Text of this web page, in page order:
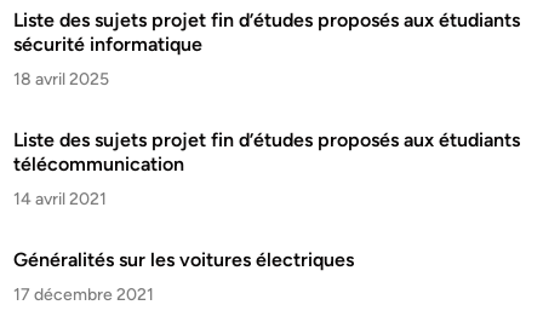
Liste des sujets projet fin d’études proposés aux étudiants
sécurité informatique
18 avril 2025
Liste des sujets projet fin d’études proposés aux étudiants
télécommunication
14 avril 2021
Généralités sur les voitures électriques
17 décembre 2021